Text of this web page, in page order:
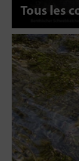
Tous les